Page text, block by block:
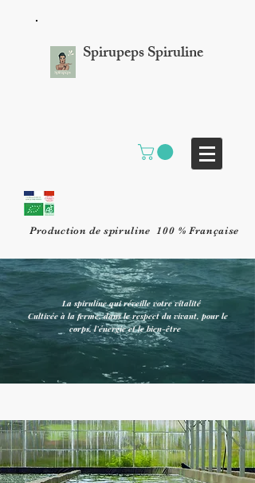
Spirupeps Spiruline
Production de spiruline 100 % Française
La spiruline qui réveille votre vitalité
Cultivée à la ferme, dans le respect du vivant, pour le
corps, l’énergie et le bien-être